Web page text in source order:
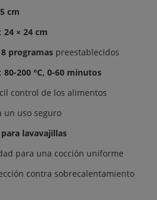
cm
24 × 24 cm
8 programas preestablecidos
80-200 °C, 0-60 minutos
control de los alimentos
un uso seguro
lavavajillas
para una cocción uniforme
contra sobrecalentamiento